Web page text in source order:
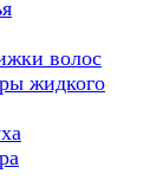
волос
жидкого